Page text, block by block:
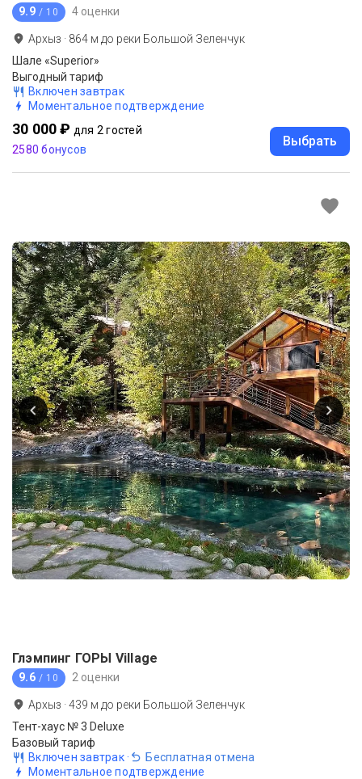
9.9 / 10 4 оценки
Архыз · 864 м до реки Большой Зеленчук
Шале «Superior»
Выгодный тариф
Включен завтрак
Моментальное подтверждение
30 000 ₽ для 2 гостей
2580 бонусов
Выбрать
Глэмпинг ГОРЫ Village
9.6 / 10 2 оценки
Архыз ·439 м до реки Большой Зеленчук
Тент-хаус № 3 Deluxe
Базовый тариф
Включен завтрак·
Бесплатная отмена
Моментальное подтверждение